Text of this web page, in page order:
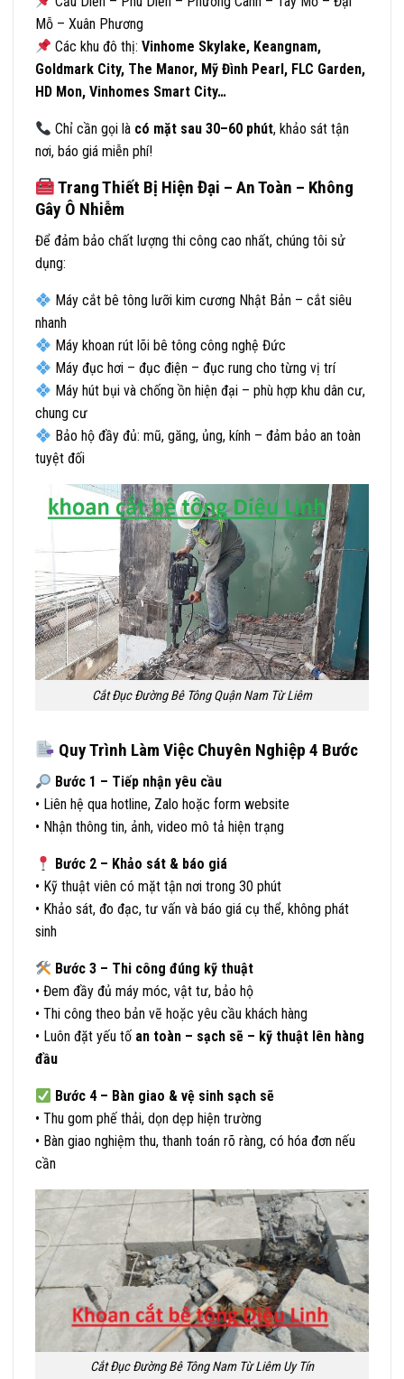
Mỗ – Xuân Phương
Các khu đô thị:Vinhome Skylake, Keangnam,
Goldmark City, The Manor, Mỹ Đình Pearl, FLC Garden,
HD Mon, Vinhomes Smart City…
Chỉ cần gọi là có mặt sau 30–60 phút, khảo sát tận
nơi, báo giá miễn phí!
Trang Thiết Bị Hiện Đại – An Toàn – Không
Gây Ô Nhiễm
Để đảm bảo chất lượng thi công cao nhất, chúng tôi sử
dụng:
Máy cắt bê tông lưỡi kim cương Nhật Bản – cắt siêu
nhanh
Máy khoan rút lõi bê tông công nghệ Đức
Máy đục hơi – đục điện – đục rung cho từng vị trí
Máy hút bụi và chống ồn hiện đại – phù hợp khu dân cư,
chung cư
Bảo hộ đầy đủ: mũ, găng, ủng, kính – đảm bảo an toàn
tuyệt đối
Cắt Đục Đường Bê Tông Quận Nam Từ Liêm
Quy Trình Làm Việc Chuyên Nghiệp 4 Bước
Bước 1 – Tiếp nhận yêu cầu
• Liên hệ qua hotline, Zalo hoặc form website
• Nhận thông tin, ảnh, video mô tả hiện trạng
Bước 2 – Khảo sát & báo giá
• Kỹ thuật viên có mặt tận nơi trong 30 phút
• Khảo sát, đo đạc, tư vấn và báo giá cụ thể, không phát
sinh
Bước 3 – Thi công đúng kỹ thuật
• Đem đầy đủ máy móc, vật tư, bảo hộ
• Thi công theo bản vẽ hoặc yêu cầu khách hàng
• Luôn đặt yếu tố an toàn – sạch sẽ – kỹ thuật lên hàng
đầu
Bước 4 – Bàn giao & vệ sinh sạch sẽ
• Thu gom phế thải, dọn dẹp hiện trường
• Bàn giao nghiệm thu, thanh toán rõ ràng, có hóa đơn nếu
cần
Cắt Đục Đường Bê Tông Nam Từ Liêm Uy Tín